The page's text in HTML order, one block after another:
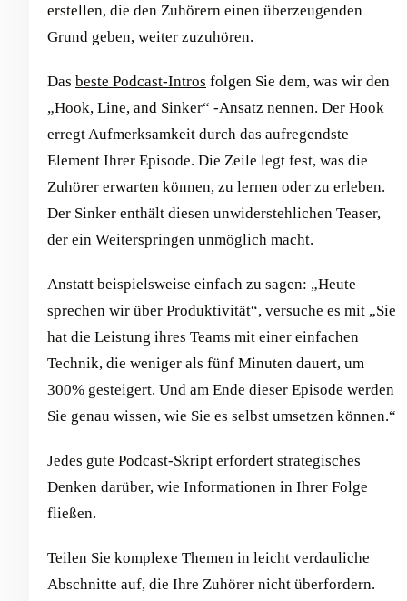
erstellen, die den Zuhörern einen überzeugenden
Grund geben, weiter zuzuhören.
Das beste Podcast-Intros folgen Sie dem, was wir den
„Hook, Line, and Sinker“ -Ansatz nennen. Der Hook
erregt Aufmerksamkeit durch das aufregendste
Element Ihrer Episode. Die Zeile legt fest, was die
Zuhörer erwarten können, zu lernen oder zu erleben.
Der Sinker enthält diesen unwiderstehlichen Teaser,
der ein Weiterspringen unmöglich macht.
Anstatt beispielsweise einfach zu sagen: „Heute
sprechen wir über Produktivität“, versuche es mit „Sie
hat die Leistung ihres Teams mit einer einfachen
Technik, die weniger als fünf Minuten dauert, um
300% gesteigert. Und am Ende dieser Episode werden
Sie genau wissen, wie Sie es selbst umsetzen können.“
Jedes gute Podcast-Skript erfordert strategisches
Denken darüber, wie Informationen in Ihrer Folge
fließen.
Teilen Sie komplexe Themen in leicht verdauliche
Abschnitte auf, die Ihre Zuhörer nicht überfordern.